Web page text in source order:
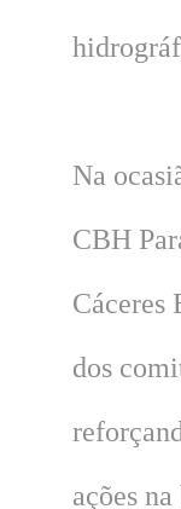
Na
CBH
Cáceres
dos
ações